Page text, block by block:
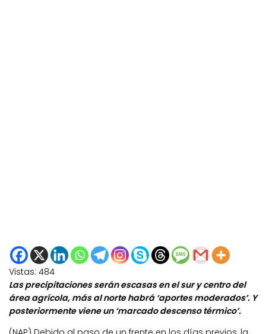
Vistas: 484
Las precipitaciones serán escasas en el sur y centro del
área agrícola, más al norte habrá ‘aportes moderados’. Y
posteriormente viene un ‘marcado descenso térmico’.